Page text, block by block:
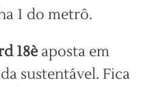
1 do metrô.
18èaposta em
sustentável. Fica